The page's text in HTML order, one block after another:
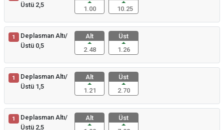
Üstü 2,5
1.00
10.25
1
Deplasman Altı/
Üstü 0,5
Alt
2.48
Üst
1.26
1
Deplasman Altı/
Üstü 1,5
Alt
1.21
Üst
2.70
1
Deplasman Altı/
Üstü 2,5
Alt
Üst